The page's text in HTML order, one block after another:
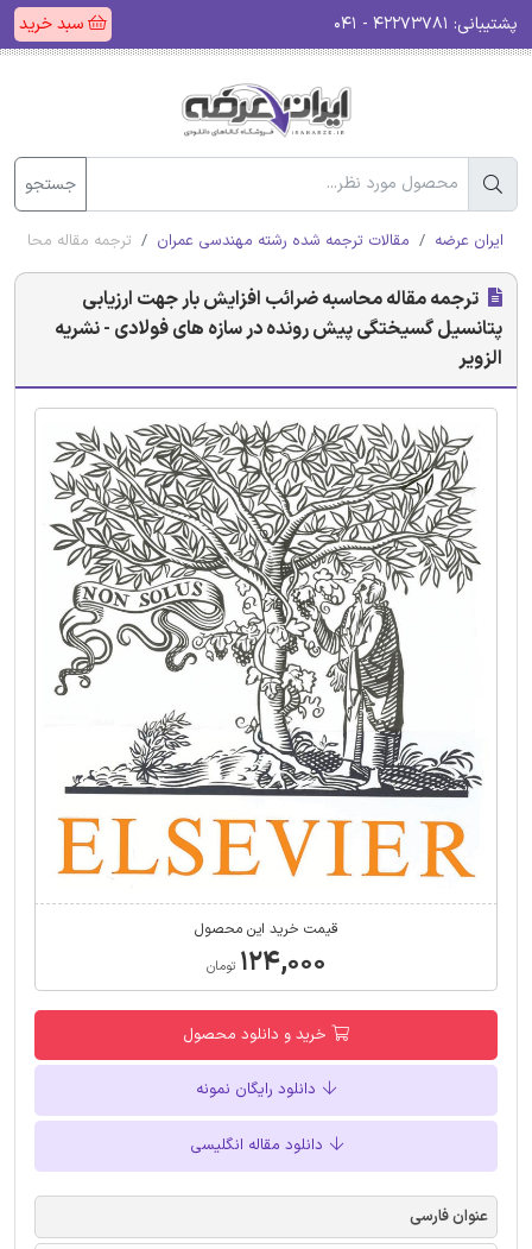
پشتیبانی: سبد خرید
جستجو
ایران عرضه مقالات ترجمه شده رشته مهندسی عمران ترجمه مقاله
ترجمه مقاله محاسبه ضرائب افزایش بار جهت ارزیابی
پتانسیل گسیختگی پیش رونده در سازه های فولادی - نشریه
الزویر
قیمت خرید این محصول
۱۲۴,۰۰۰ تومان
خرید و دانلود محصول
دانلود رایگان نمونه
دانلود مقاله انگلیسی
عنوان فارسی